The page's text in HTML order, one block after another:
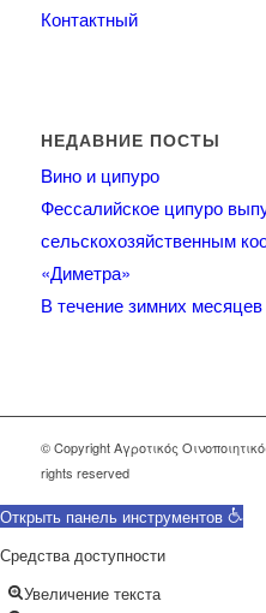
Контактный
НЕДАВНИЕ ПОСТЫ
Βино и ципуро
Фессалийское ципуро
сельскохозяйственным
«Диметра»
В течение зимних
© Copyright Αγροτικός
rights reserved
Открыть панель инструментов
Средства доступности
Увеличение текста